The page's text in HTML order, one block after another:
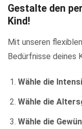
Gestalte den
Kind!
Mit unseren
Bedürfnisse deines
Wähle die
Wähle die
Wähle die